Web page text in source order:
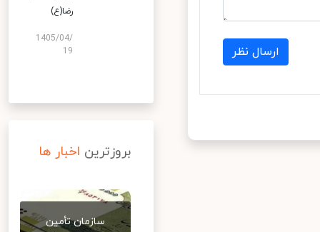
ارسال نظر
رضا(ع)
1405/04/
19
بروزترین اخبار ها
سازمان تأمین